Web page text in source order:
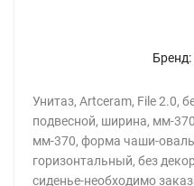
Бренд:
Унитаз, Artceram, File 2.0,
подвесной, ширина, мм-
мм-370, форма чаши-
горизонтальный, без
сиденье-необходимо